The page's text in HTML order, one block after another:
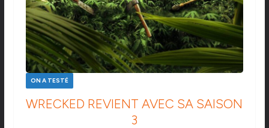
ON A TESTÉ
WRECKED REVIENT AVEC SA SAISON
3